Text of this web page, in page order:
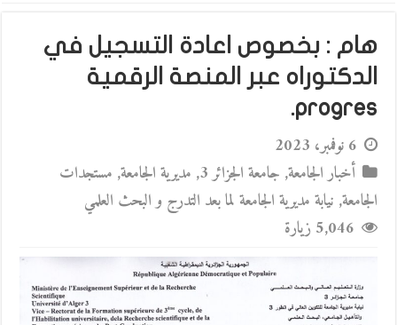
هام : بخصوص اعادة التسجيل في
الدكتوراه عبر المنصة الرقمية
progres.
6 نوفمبر، 2023
أخبار الجامعة, جامعة الجزائر 3 , مديرية الجامعة, مستجدات
الجامعة, نيابة مديرية الجامعة لما بعد التدرج و البحث العلمي
5,046 زيارة